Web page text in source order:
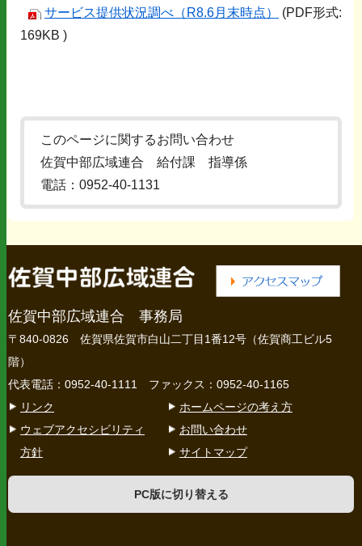
サービス提供状況調べ（R8.6月末時点）
(PDF形式:
169KB )
このページに関するお問い合わせ
佐賀中部広域連合 給付課 指導係
電話：0952-40-1131
佐賀中部広域連合 事務局
〒840-0826 佐賀県佐賀市白山二丁目1番12号（佐賀商工ビル5
階）
代表電話：0952-40-1111 ファックス：0952-40-1165
リンク
ホームページの考え方
ウェブアクセシビリティ
方針
お問い合わせ
サイトマップ
PC版に切り替える